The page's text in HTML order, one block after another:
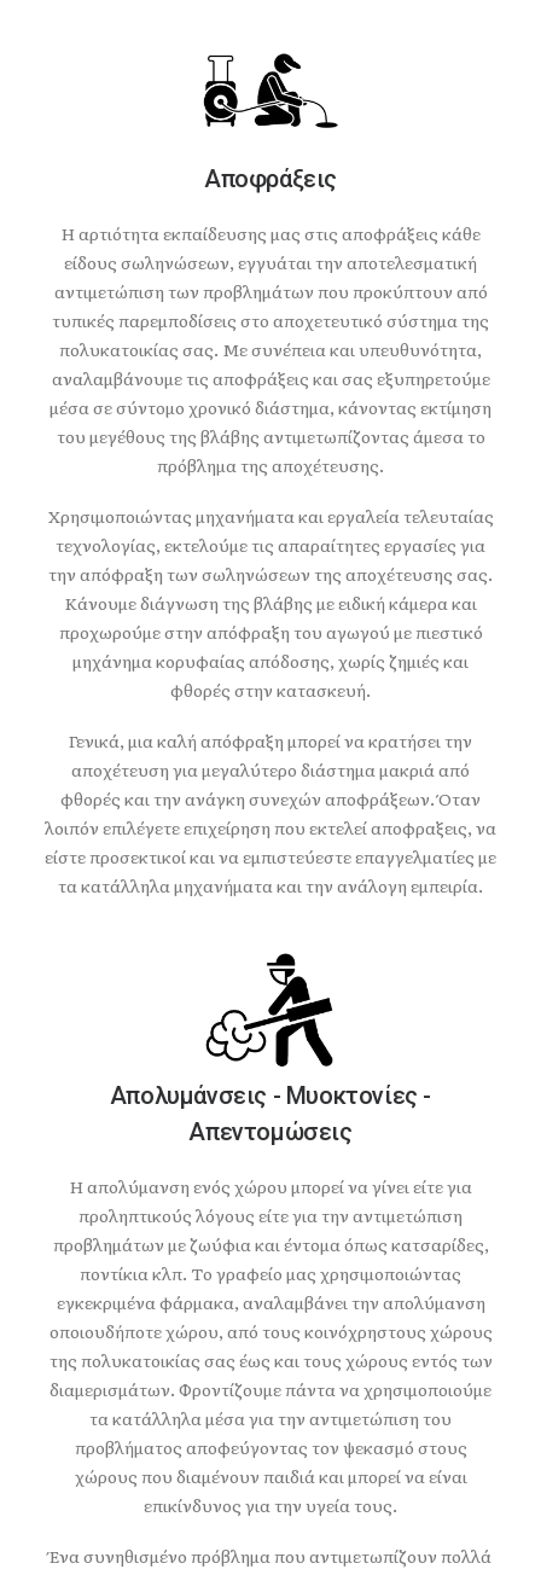
Αποφράξεις
Η αρτιότητα εκπαίδευσης μας στις αποφράξεις κάθε
είδους σωληνώσεων, εγγυάται την αποτελεσματική
αντιμετώπιση των προβλημάτων που προκύπτουν από
τυπικές παρεμποδίσεις στο αποχετευτικό σύστημα της
πολυκατοικίας σας. Με συνέπεια και υπευθυνότητα,
αναλαμβάνουμε τις αποφράξεις και σας εξυπηρετούμε
μέσα σε σύντομο χρονικό διάστημα, κάνοντας εκτίμηση
του μεγέθους της βλάβης αντιμετωπίζοντας άμεσα το
πρόβλημα της αποχέτευσης.
Χρησιμοποιώντας μηχανήματα και εργαλεία τελευταίας
τεχνολογίας, εκτελούμε τις απαραίτητες εργασίες για
την απόφραξη των σωληνώσεων της αποχέτευσης σας.
Κάνουμε διάγνωση της βλάβης με ειδική κάμερα και
προχωρούμε στην απόφραξη του αγωγού με πιεστικό
μηχάνημα κορυφαίας απόδοσης, χωρίς ζημιές και
φθορές στην κατασκευή.
Γενικά, μια καλή απόφραξη μπορεί να κρατήσει την
αποχέτευση για μεγαλύτερο διάστημα μακριά από
φθορές και την ανάγκη συνεχών αποφράξεων. Όταν
λοιπόν επιλέγετε επιχείρηση που εκτελεί αποφραξεις, να
είστε προσεκτικοί και να εμπιστεύεστε επαγγελματίες με
τα κατάλληλα μηχανήματα και την ανάλογη εμπειρία.
Απολυμάνσεις - Μυοκτονίες -
Απεντομώσεις
Η απολύμανση ενός χώρου μπορεί να γίνει είτε για
προληπτικούς λόγους είτε για την αντιμετώπιση
προβλημάτων με ζωύφια και έντομα όπως κατσαρίδες,
ποντίκια κλπ. Το γραφείο μας χρησιμοποιώντας
εγκεκριμένα φάρμακα, αναλαμβάνει την απολύμανση
οποιουδήποτε χώρου, από τους κοινόχρηστους χώρους
της πολυκατοικίας σας έως και τους χώρους εντός των
διαμερισμάτων. Φροντίζουμε πάντα να χρησιμοποιούμε
τα κατάλληλα μέσα για την αντιμετώπιση του
προβλήματος αποφεύγοντας τον ψεκασμό στους
χώρους που διαμένουν παιδιά και μπορεί να είναι
επικίνδυνος για την υγεία τους.
Ένα συνηθισμένο πρόβλημα που αντιμετωπίζουν πολλά